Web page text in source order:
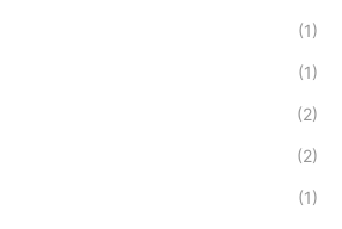
(1)
(1)
(2)
(2)
(1)